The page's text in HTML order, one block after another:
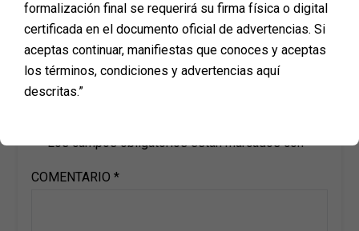
Los campos obligatorios están marcados con*
COMENTARIO *
formalización final se requerirá su firma física o digital
certificada en el documento oficial de advertencias. Si
aceptas continuar, manifiestas que conoces y aceptas
los términos, condiciones y advertencias aquí
descritas.”